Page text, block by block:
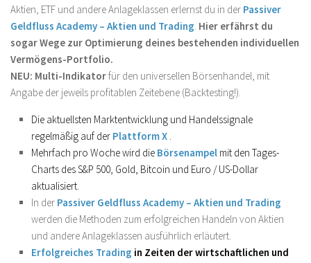
Aktien, ETF und andere Anlageklassen erlernst du in der Passiver
Geldfluss Academy – Aktien und Trading. Hier erfährst du
sogar Wege zur Optimierung deines bestehenden individuellen
Vermögens-Portfolio.
NEU: Multi-Indikatorfür den universellen Börsenhandel, mit
Angabe der jeweils profitablen Zeitebene (Backtesting!).
Die aktuellsten Marktentwicklung und Handelssignale
regelmäßig auf der Plattform X .
Mehrfach pro Woche wird die Börsenampel mit den Tages-
Charts des S&P 500, Gold, Bitcoin und Euro / US-Dollar
aktualisiert.
In der Passiver Geldfluss Academy – Aktien und Trading
werden die Methoden zum erfolgreichen Handeln von Aktien
und andere Anlageklassen ausführlich erläutert.
Erfolgreiches Trading in Zeiten der wirtschaftlichen und